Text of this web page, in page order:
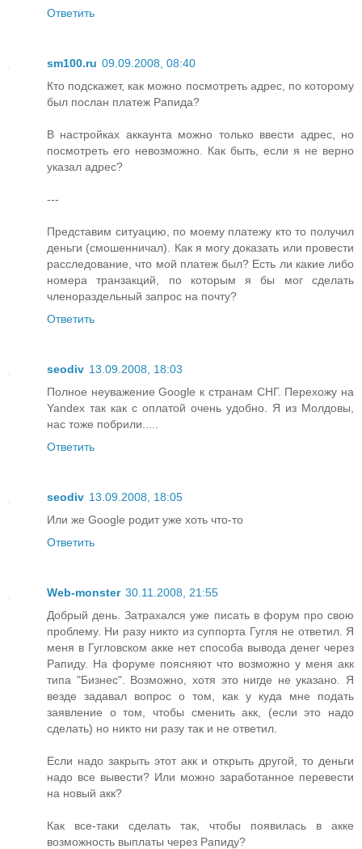
Ответить
sm100.ru 09.09.2008, 08:40
Кто подскажет, как можно посмотреть адрес, по которому
был послан платеж Рапида?
В настройках аккаунта можно только ввести адрес, но
посмотреть его невозможно. Как быть, если я не верно
указал адрес?
---
Представим ситуацию, по моему платежу кто то получил
деньги (смошенничал). Как я могу доказать или провести
расследование, что мой платеж был? Есть ли какие либо
номера транзакций, по которым я бы мог сделать
членораздельный запрос на почту?
Ответить
seodiv 13.09.2008, 18:03
Полное неуважение Google к странам СНГ. Перехожу на
Yandex так как с оплатой очень удобно. Я из Молдовы,
нас тоже побрили.....
Ответить
seodiv 13.09.2008, 18:05
Или же Google родит уже хоть что-то
Ответить
Web-monster 30.11.2008, 21:55
Добрый день. Затрахался уже писать в форум про свою
проблему. Ни разу никто из суппорта Гугля не ответил. Я
меня в Гугловском акке нет способа вывода денег через
Рапиду. На форуме поясняют что возможно у меня акк
типа "Бизнес". Возможно, хотя это нигде не указано. Я
везде задавал вопрос о том, как у куда мне подать
заявление о том, чтобы сменить акк, (если это надо
сделать) но никто ни разу так и не ответил.
Если надо закрыть этот акк и открыть другой, то деньги
надо все вывести? Или можно заработанное перевести
на новый акк?
Как все-таки сделать так, чтобы появилась в акке
возможность выплаты через Рапиду?